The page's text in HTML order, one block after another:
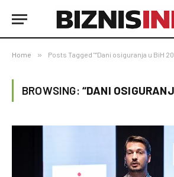
Home » Posts Tagged "“Dani osiguranja u BiH
BROWSING: “DANI